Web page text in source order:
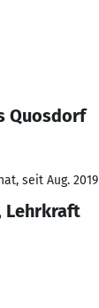
Quosdorf
seit Aug. 2019
Lehrkraft